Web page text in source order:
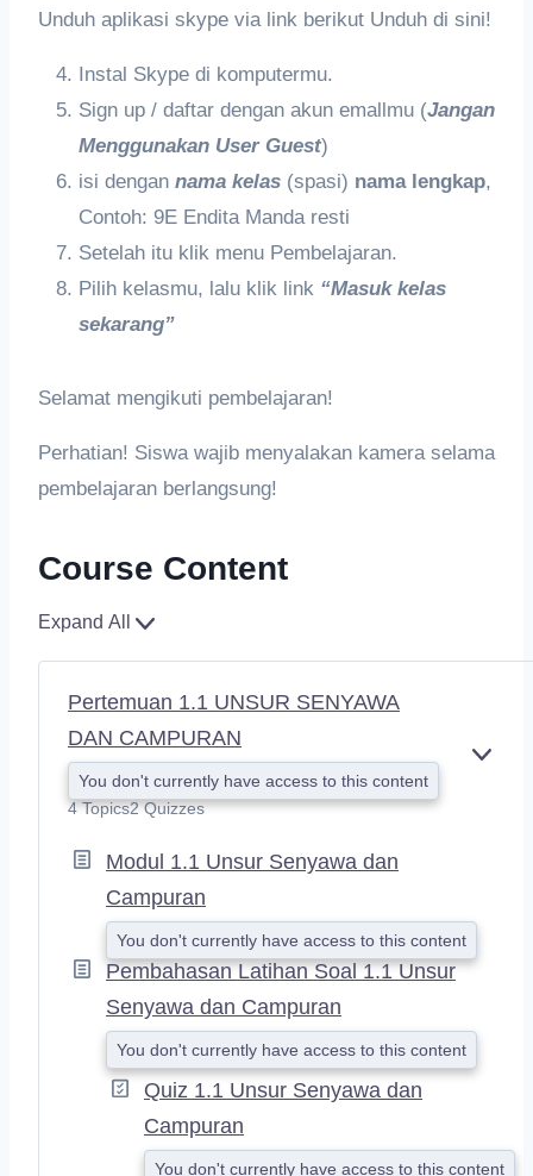
Unduh aplikasi skype via link berikut Unduh di sini!
Instal Skype di komputermu.
Sign up / daftar dengan akun emallmu (Jangan
Menggunakan User Guest)
isi dengan nama kelas (spasi) nama lengkap,
Contoh: 9E Endita Manda resti
Setelah itu klik menu Pembelajaran.
Pilih kelasmu, lalu klik link “Masuk kelas
sekarang”
Selamat mengikuti pembelajaran!
Perhatian! Siswa wajib menyalakan kamera selama
pembelajaran berlangsung!
Course Content
Expand All
Pertemuan 1.1 UNSUR SENYAWA
DAN CAMPURAN
You don't currently have access to this content
4 Topics2 Quizzes
Modul 1.1 Unsur Senyawa dan
Campuran
You don't currently have access to this content
Pembahasan Latihan Soal 1.1 Unsur
Senyawa dan Campuran
You don't currently have access to this content
Quiz 1.1 Unsur Senyawa dan
Campuran
You don't currently have access to this content